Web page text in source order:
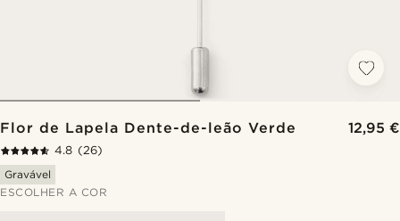
Flor de Lapela Dente-de-leão Verde 12,95 €
4.8 (26)
Gravável
ESCOLHER A COR